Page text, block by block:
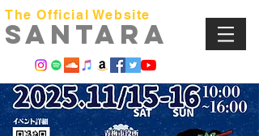
The Official Website
​SANTARA